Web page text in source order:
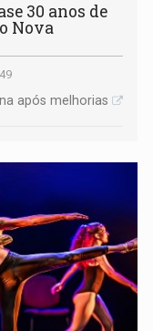
30 anos de
Nova
após melhorias